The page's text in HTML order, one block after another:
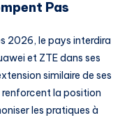
Pas
2026, le pays interdira
et ZTE dans ses
similaire de ses
la position
les pratiques à